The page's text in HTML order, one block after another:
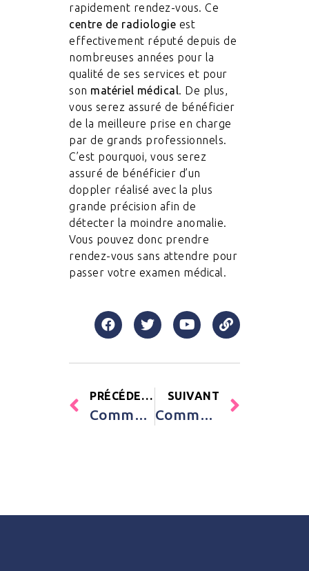
rapidement rendez-vous. Ce
centre de radiologie est
effectivement réputé depuis de
nombreuses années pour la
qualité de ses services et pour
son matériel médical. De plus,
vous serez assuré de bénéficier
de la meilleure prise en charge
par de grands professionnels.
C’est pourquoi, vous serez
assuré de bénéficier d’un
doppler réalisé avec la plus
grande précision afin de
détecter la moindre anomalie.
Vous pouvez donc prendre
rendez-vous sans attendre pour
passer votre examen médical.
PRÉCÉDENT
Comment utiliser un balai lave sol ?
SUIVANT
Comment détecter une douleur dentaire ?